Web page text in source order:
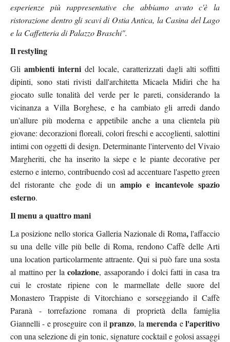
esperienze più rappresentative che abbiamo avuto c'è la
ristorazione dentro gli scavi di Ostia Antica, la Casina del Lago
e la Caffetteria di Palazzo Braschi".
Il restyling
Gli ambienti interni del locale, caratterizzati dagli alti soffitti
dipinti, sono stati rivisti dall'architetta Micaela Midiri che ha
giocato sulle tonalità del verde per le pareti, considerando la
vicinanza a Villa Borghese, e ha cambiato gli arredi dando
un'allure più moderna e appetibile anche a una clientela più
giovane: decorazioni floreali, colori freschi e accoglienti, salottini
intimi con oggetti di design. Determinante l'intervento del Vivaio
Margheriti, che ha inserito la siepe e le piante decorative per
esterno e interno, contribuendo così ad accentuare l'aspetto green
del ristorante che gode di un ampio e incantevole spazio
esterno.
Il menu a quattro mani
La posizione nello storica Galleria Nazionale di Roma,l'affaccio
su una delle ville più belle di Roma, rendono Caffè delle Arti
una location particolarmente attraente. Qui si può fare una sosta
al mattino per lacolazione, assaporando i dolci fatti in casa tra
cui le crostate ripiene con le marmellate delle suore del
Monastero Trappiste di Vitorchiano e sorseggiando il Caffè
Paranà - torrefazione romana di proprietà della famiglia
Giannelli - e proseguire con ilpranzo, lamerenda el'aperitivo
con una selezione di gin tonic, signature cocktail e golosi assaggi